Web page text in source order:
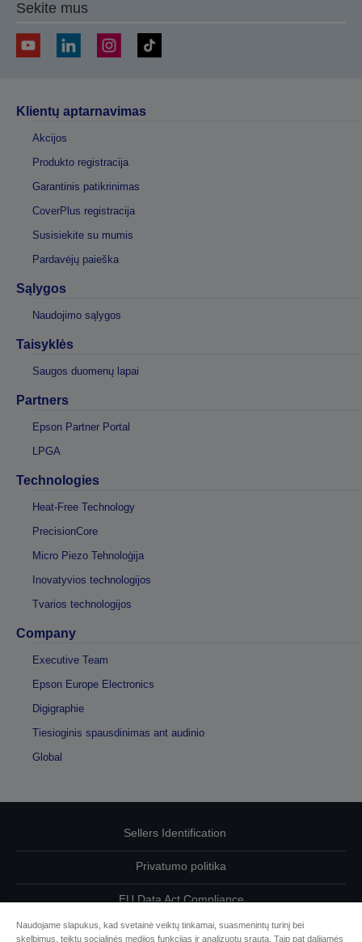
Sekite mus
Klientų aptarnavimas
Akcijos
Produkto registracija
Garantinis patikrinimas
CoverPlus registracija
Susisiekite su mumis
Pardavėjų paieška
Sąlygos
Naudojimo sąlygos
Taisyklės
Saugos duomenų lapai
Partners
Epson Partner Portal
LPGA
Technologies
Heat-Free Technology
PrecisionCore
Micro Piezo Tehnoloģija
Inovatyvios technologijos
Tvarios technologijos
Company
Executive Team
Epson Europe Electronics
Digigraphie
Tiesioginis spausdinimas ant audinio
Global
Sellers Identification
Privatumo politika
EU Data Act Compliance
Susisiekite su mumis dėl savo duomenų
Naudojame slapukus, kad svetainė veiktų tinkamai, suasmenintų turinį bei
skelbimus, teiktų socialinės medijos funkcijas ir analizuotų srautą. Taip pat dalijamės